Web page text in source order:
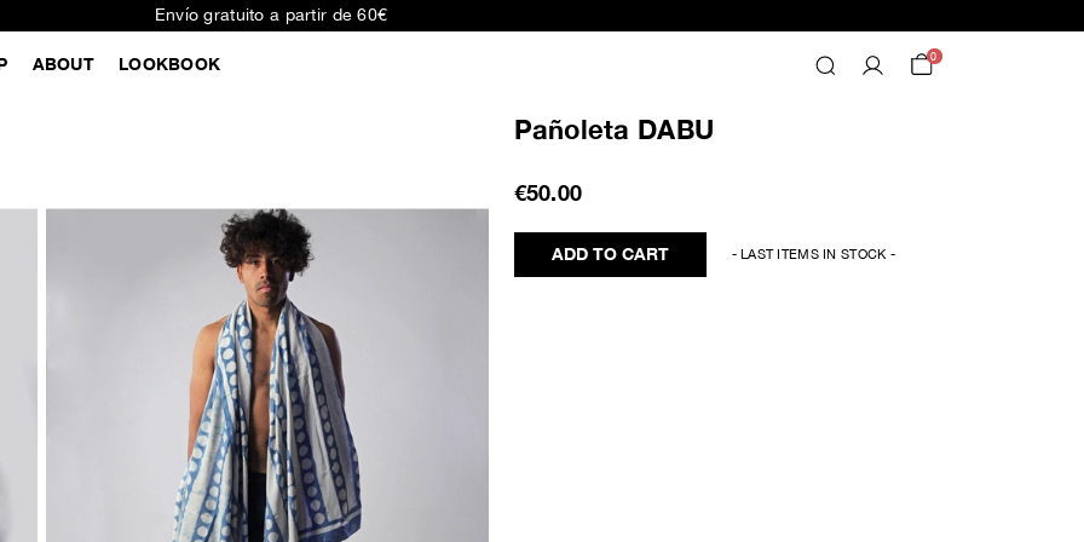
Envío gratuito a partir de 60€
ABOUT LOOKBOOK 0
Pañoleta DABU
€50.00
ADD TO CART - LAST ITEMS IN STOCK -